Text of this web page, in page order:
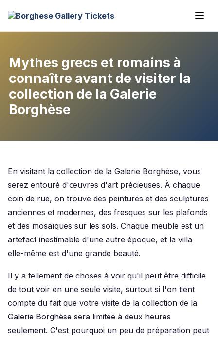
Mythes grecs et romains à
connaître avant de visiter la
collection de la Galerie
Borghèse
En visitant la collection de la Galerie Borghèse, vous
serez entouré d'œuvres d'art précieuses. À chaque
coin de rue, on trouve des peintures et des sculptures
anciennes et modernes, des fresques sur les plafonds
et des mosaïques sur les sols. Chaque meuble est un
artefact inestimable d'une autre époque, et la villa
elle-même est d'une grande beauté.
Il y a tellement de choses à voir qu'il peut être difficile
de tout voir en une seule visite, surtout si l'on tient
compte du fait que votre visite de la collection de la
Galerie Borghèse sera limitée à deux heures
seulement. C'est pourquoi un peu de préparation peut